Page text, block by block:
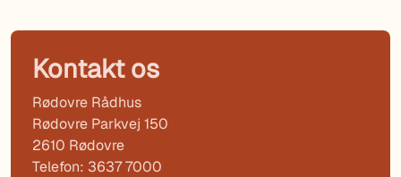
Kontakt os
Rødovre Rådhus
Rødovre Parkvej 150
2610 Rødovre
Telefon: 3637 7000